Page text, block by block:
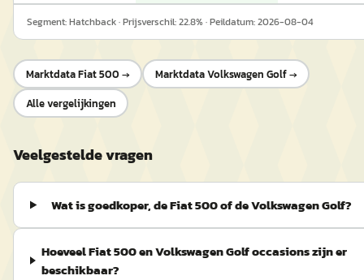
Segment:Hatchback· Prijsverschil:22.8% · Peildatum:2026-08-04
MarktdataFiat 500 → MarktdataVolkswagen Golf→
Alle vergelijkingen
Veelgestelde vragen
Wat is goedkoper, de Fiat 500 of de Volkswagen Golf?
Hoeveel Fiat 500 en Volkswagen Golf occasions zijn er
beschikbaar?